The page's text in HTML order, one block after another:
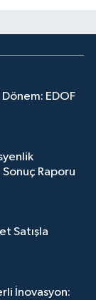
EDOF
Sonuç Raporu
Satışla
İnovasyon: